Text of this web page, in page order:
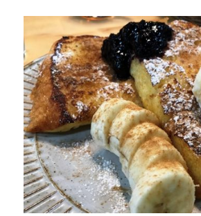
焼
き
“は
と
や”
鑁
阿
寺
目
の
前！
昭
和
の